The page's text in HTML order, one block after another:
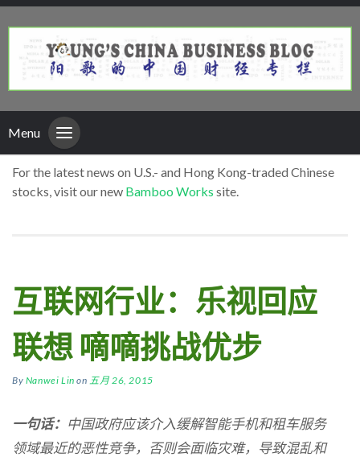
Menu
For the latest news on U.S.- and Hong Kong-traded Chinese
stocks, visit our new Bamboo Works site.
互联网行业：乐视回应
联想 嘀嘀挑战优步
By Nanwei Lin on 五月 26, 2015
一句话： 中国政府应该介入缓解智能手机和租车服务
领域最近的恶性竞争，否则会面临灾难，导致混乱和